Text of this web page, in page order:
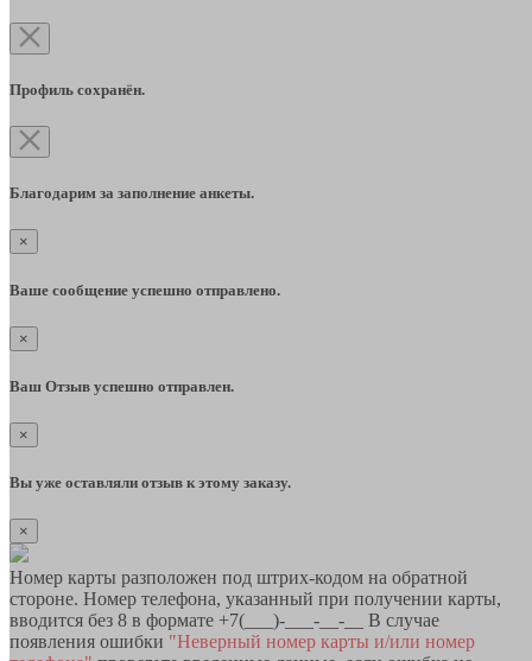
Профиль сохранён.
Благодарим за заполнение анкеты.
×
Ваше сообщение успешно отправлено.
×
Ваш Отзыв успешно отправлен.
×
Вы уже оставляли отзыв к этому заказу.
×
Номер карты разположен под штрих-кодом на обратной
стороне. Номер телефона, указанный при получении карты,
вводится без 8 в формате +7(___)-___-__-__ В случае
появления ошибки "Неверный номер карты и/или номер